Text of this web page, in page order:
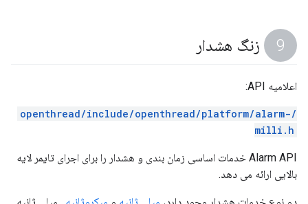
زنگ هشدار
اعلامیه API:
/openthread/include/openthread/platform/alarm-
milli.h
Alarm API خدمات اساسی زمان بندی و هشدار را برای اجرای تایمر لایه
بالایی ارائه می دهد.